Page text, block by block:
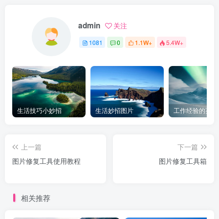
admin 关注
1081 0 1.1W+ 5.4W+
生活技巧小妙招 生活妙招图片 工作经验的英
上一篇
图片修复工具使用教程
下一篇
图片修复工具箱
相关推荐